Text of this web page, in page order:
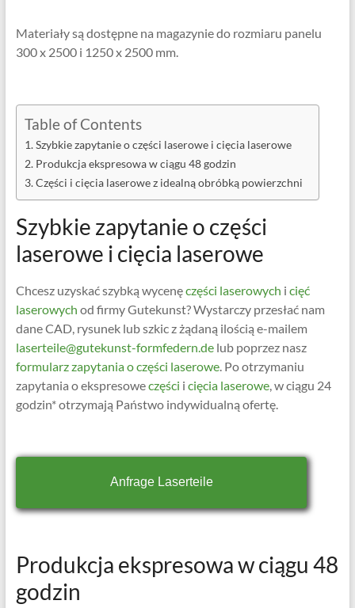
Materiały są dostępne na magazynie do rozmiaru panelu
300 x 2500 i 1250 x 2500 mm.
Table of Contents
Szybkie zapytanie o części laserowe i cięcia laserowe
Produkcja ekspresowa w ciągu 48 godzin
Części i cięcia laserowe z idealną obróbką powierzchni
Szybkie zapytanie o części
laserowe i cięcia laserowe
Chcesz uzyskać szybką wycenęczęści laserowych i cięć
laserowych od firmy Gutekunst? Wystarczy przesłać nam
dane CAD, rysunek lub szkic z żądaną ilością e-mailem
laserteile@gutekunst-formfedern.delub poprzez nasz
formularz zapytania o części laserowe. Po otrzymaniu
zapytania o ekspresoweczęści i cięcia laserowe, w ciągu 24
godzin* otrzymają Państwo indywidualną ofertę.
Anfrage Laserteile
Produkcja ekspresowa w ciągu 48
godzin